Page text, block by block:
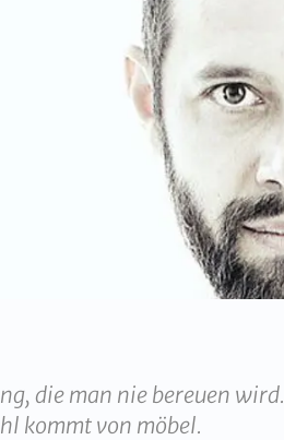
die man nie bereuen wird.
kommt von möbel.